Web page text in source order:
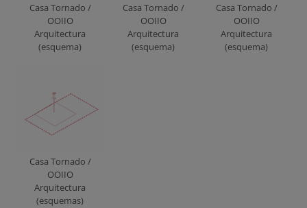
Casa Tornado /
OOIIO
Arquitectura
(esquema)
Casa Tornado /
OOIIO
Arquitectura
(esquema)
Casa Tornado /
OOIIO
Arquitectura
(esquema)
Casa Tornado /
OOIIO
Arquitectura
(esquemas)